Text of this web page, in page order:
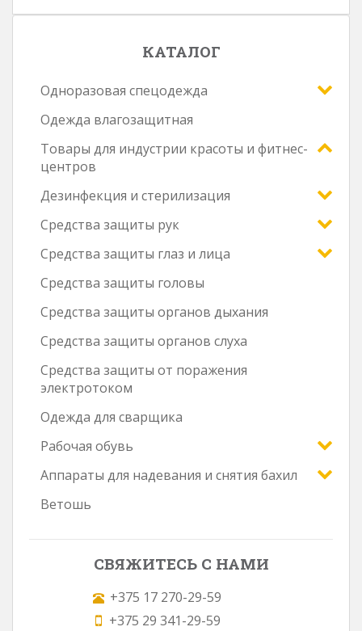
КАТАЛОГ
Одноразовая спецодежда
Одежда влагозащитная
Товары для индустрии красоты и фитнес-
центров
Дезинфекция и стерилизация
Средства защиты рук
Средства защиты глаз и лица
Средства защиты головы
Средства защиты органов дыхания
Средства защиты органов слуха
Средства защиты от поражения
электротоком
Одежда для сварщика
Рабочая обувь
Аппараты для надевания и снятия бахил
Ветошь
СВЯЖИТЕСЬ С НАМИ
+375 17 270-29-59
+375 29 341-29-59